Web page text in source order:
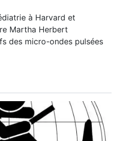
à Harvard et
Martha Herbert
des micro-ondes pulsées